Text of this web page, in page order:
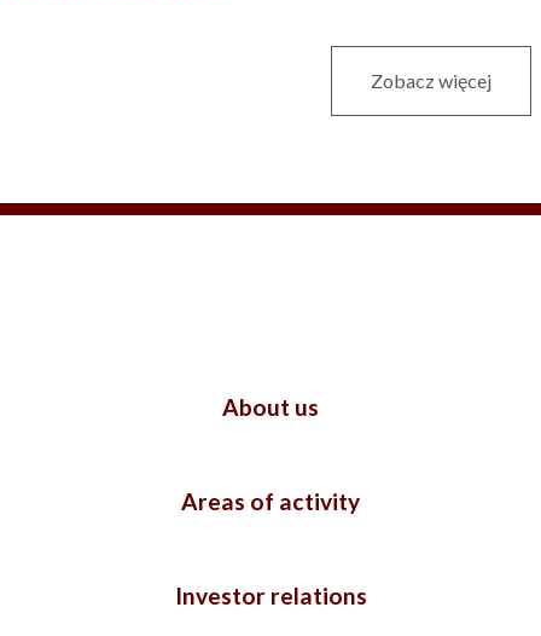
Zobacz więcej
About us
Areas of activity
Investor relations